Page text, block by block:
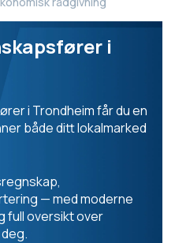
i
i Trondheim får du en
både ditt lokalmarked
— med moderne
full oversikt over